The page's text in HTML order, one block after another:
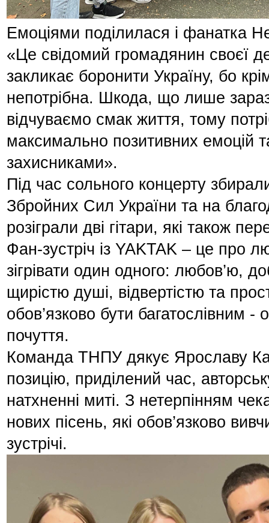
Емоціями поділилася і фанатка
«Це свідомий громадянин своєї
закликає боронити Україну, бо
непотрібна. Шкода, що лише
відчуваємо смак життя, тому
максимально позитивних емоцій
захисниками».
Під час сольного концерту
Збройних Сил України та на
розіграли дві гітари, які також
Фан-зустріч із YAKTAK – це про
зігрівати один одного: любов’ю,
щирістю душі, відвертістю та
обов’язково бути багатослівним -
почуття.
Команда ТНПУ дякує Ярославу
позицію, приділений час,
натхненні миті. З нетерпінням
нових пісень, які обов’язково
зустрічі.